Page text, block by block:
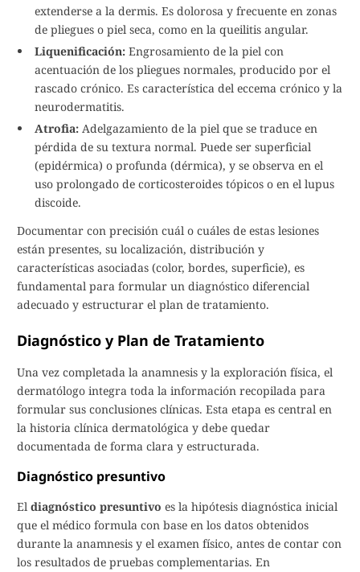
extenderse a la dermis. Es dolorosa y frecuente en zonas
de pliegues o piel seca, como en la queilitis angular.
Liquenificación: Engrosamiento de la piel con
acentuación de los pliegues normales, producido por el
rascado crónico. Es característica del eccema crónico y la
neurodermatitis.
Atrofia: Adelgazamiento de la piel que se traduce en
pérdida de su textura normal. Puede ser superficial
(epidérmica) o profunda (dérmica), y se observa en el
uso prolongado de corticosteroides tópicos o en el lupus
discoide.
Documentar con precisión cuál o cuáles de estas lesiones
están presentes, su localización, distribución y
características asociadas (color, bordes, superficie), es
fundamental para formular un diagnóstico diferencial
adecuado y estructurar el plan de tratamiento.
Diagnóstico y Plan de Tratamiento
Una vez completada la anamnesis y la exploración física, el
dermatólogo integra toda la información recopilada para
formular sus conclusiones clínicas. Esta etapa es central en
la historia clínica dermatológica y debe quedar
documentada de forma clara y estructurada.
Diagnóstico presuntivo
El diagnóstico presuntivo es la hipótesis diagnóstica inicial
que el médico formula con base en los datos obtenidos
durante la anamnesis y el examen físico, antes de contar con
los resultados de pruebas complementarias. En